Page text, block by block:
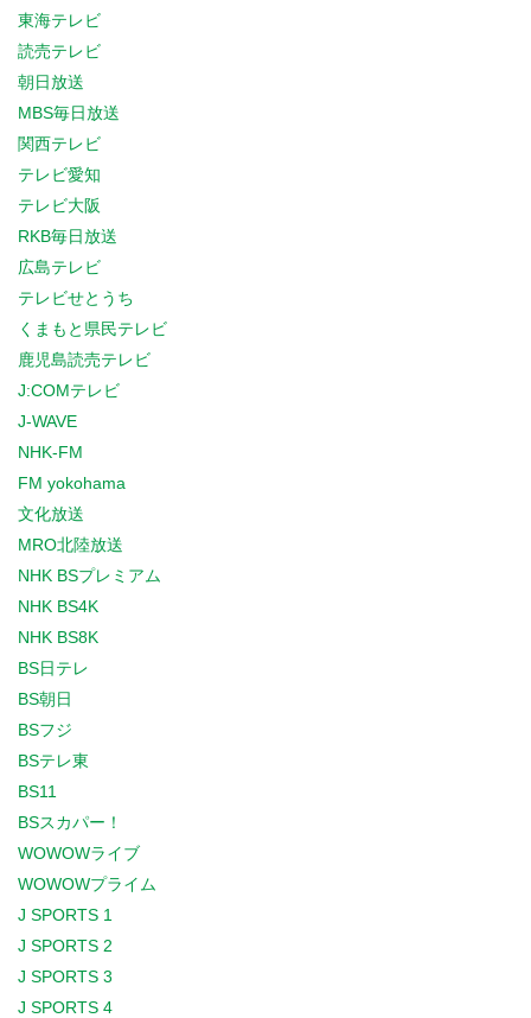
東海テレビ
読売テレビ
朝日放送
MBS毎日放送
関西テレビ
テレビ愛知
テレビ大阪
RKB毎日放送
広島テレビ
テレビせとうち
くまもと県民テレビ
鹿児島読売テレビ
J:COMテレビ
J-WAVE
NHK-FM
FM yokohama
文化放送
MRO北陸放送
NHK BSプレミアム
NHK BS4K
NHK BS8K
BS日テレ
BS朝日
BSフジ
BSテレ東
BS11
BSスカパー！
WOWOWライブ
WOWOWプライム
J SPORTS 1
J SPORTS 2
J SPORTS 3
J SPORTS 4